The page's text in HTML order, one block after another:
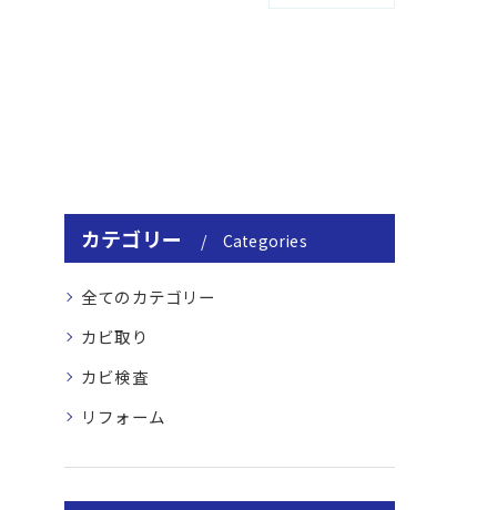
カテゴリー Categories
全てのカテゴリー
カビ取り
カビ検査
リフォーム